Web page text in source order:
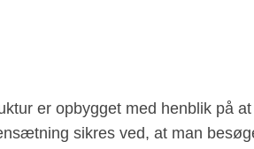
er opbygget med henblik på
sikres ved, at man